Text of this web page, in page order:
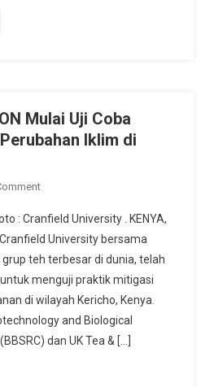
Mulai Uji Coba
Iklim di
On
Dan
LIPTON
Mulai
Uji
Coba
Lapangan
Mitigasi
: Cranfield University . KENYA,
Cranfield University bersama
grup teh terbesar di dunia, telah
menguji praktik mitigasi
di wilayah Kericho, Kenya.
and Biological
dan UK Tea & […]